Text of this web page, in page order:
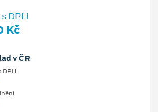
DPH
Kč
v ČR
DPH